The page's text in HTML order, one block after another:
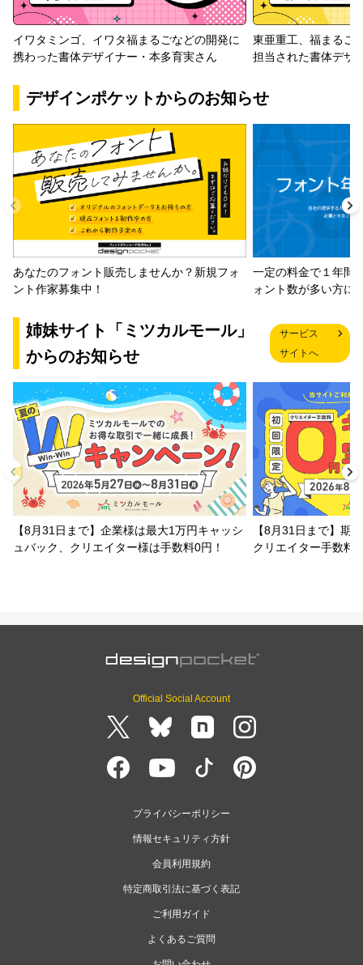
イワタミンゴ、イワタ福まるごなどの開発に
携わった書体デザイナー・本多育実さん
東亜重工、福まるご
担当された書体デザ
デザインポケットからのお知らせ
あなたのフォント販売しませんか？新規フォ
ント作家募集中！
一定の料金で１年間
ォント数が多い方に
姉妹サイト「ミツカルモール」
からのお知らせ
サービス
サイトへ
【8月31日まで】企業様は最大1万円キャッシ
ュバック、クリエイター様は手数料0円！
【8月31日まで】期
クリエイター手数料
Official Social Account
プライバシーポリシー
情報セキュリティ方針
会員利用規約
特定商取引法に基づく表記
ご利用ガイド
よくあるご質問